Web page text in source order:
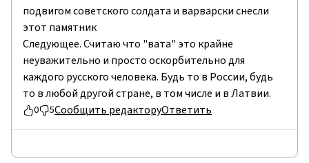
подвигом советского солдата и варварски снесли
этот памятник
Следующее. Считаю что "вата" это крайне
неуважительно и просто оскорбительно для
каждого русского человека. Будь то в России, будь
то в любой другой стране, в том числе и в Латвии.
0 5Сообщить редакторуОтветить